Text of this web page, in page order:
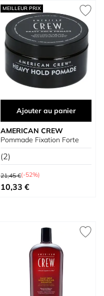
MEILLEUR PRIX
Ajouter au panier
AMERICAN CREW
Pommade Fixation Forte
(2)
Prix normal
21,45 €(-52%)
Prix spécial
10,33 €